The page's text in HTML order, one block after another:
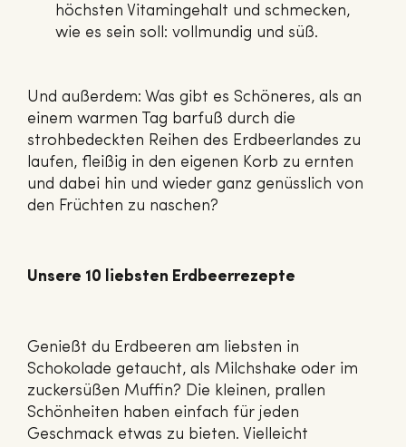
höchsten Vitamingehalt und schmecken,
wie es sein soll: vollmundig und süß.
Und außerdem: Was gibt es Schöneres, als an
einem warmen Tag barfuß durch die
strohbedeckten Reihen des Erdbeerlandes zu
laufen, fleißig in den eigenen Korb zu ernten
und dabei hin und wieder ganz genüsslich von
den Früchten zu naschen?
Unsere 10 liebsten Erdbeerrezepte
Genießt du Erdbeeren am liebsten in
Schokolade getaucht, als Milchshake oder im
zuckersüßen Muffin? Die kleinen, prallen
Schönheiten haben einfach für jeden
Geschmack etwas zu bieten. Vielleicht